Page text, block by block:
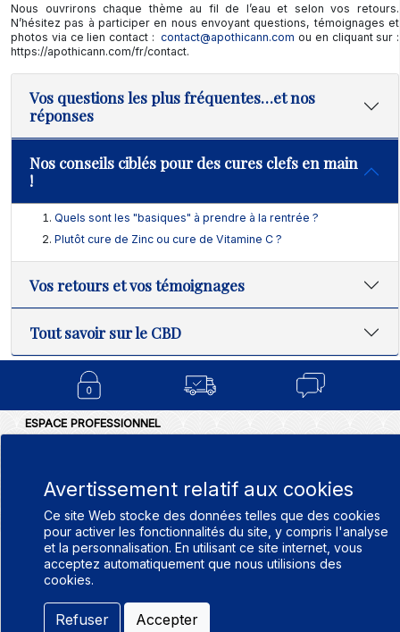
Nous ouvrirons chaque thème au fil de l’eau et selon vos retours.
N’hésitez pas à participer en nous envoyant questions, témoignages et
photos via ce lien contact :contact@apothicann.com ou en cliquant sur :
https://apothicann.com/fr/contact.
Vos questions les plus fréquentes…et nos
réponses
Nos conseils ciblés pour des cures clefs en main
!
Quels sont les "basiques" à prendre à la rentrée ?
Plutôt cure de Zinc ou cure de Vitamine C ?
Vos retours et vos témoignages
Tout savoir sur le CBD
ESPACE PROFESSIONNEL
FAQ SUR LE CANNABIDIOL
- CBD
APOTHICANN
MENTIONS LÉGALES
Avertissement relatif aux cookies
Ce site Web stocke des données telles que des cookies
pour activer les fonctionnalités du site, y compris l'analyse
et la personnalisation. En utilisant ce site internet, vous
acceptez automatiquement que nous utilisions des
cookies.
Refuser Accepter